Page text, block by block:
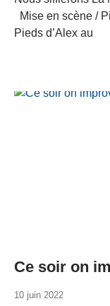
Mise en scène /
Pieds d’Alex au
Ce soir on
10 juin 2022